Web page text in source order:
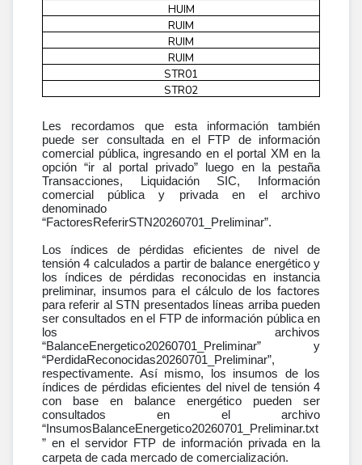
0.11419630308923
2
0.02755110669583
2026/07/1
3
0.00000000000000
Mensual
2026/07/1
1
0.12920370928172
FactorReferirSTN
Mensual
2026/07/1
2
0.04033911095627
HUIM
FactorReferirSTN
Mensual
2026/07/1
3
0.02543128376318
RUIM
FactorReferirSTN
Mensual
2026/07/1
1
RUIM
FactorReferirSTN
Mensual
2026/07/1
0.01999229042040
RUIM
FactorReferirSTN
Mensual
3
0.00000000000000
STR01
FactorReferirSTN
2026/07/1
4
0.01237941744491
STR02
Mensual
2026/07/1
4
0.01109211949587
Les recordamos que esta información también
puede ser consultada en el FTP de información
comercial pública, ingresando en el portal XM en la
opción “ir al portal privado” luego en la pestaña
Transacciones, Liquidación SIC, Información
comercial pública y privada en el archivo
denominado
“FactoresReferirSTN20260701_Preliminar”.
Los índices de pérdidas eficientes de nivel de
tensión 4 calculados a partir de balance energético y
los índices de pérdidas reconocidas en instancia
preliminar, insumos para el cálculo de los factores
para referir al STN presentados líneas arriba pueden
ser consultados en el FTP de información pública en
los archivos
“BalanceEnergetico20260701_Preliminar” y
“PerdidaReconocidas20260701_Preliminar”,
respectivamente. Así mismo, los insumos de los
índices de pérdidas eficientes del nivel de tensión 4
con base en balance energético pueden ser
consultados en el archivo
“InsumosBalanceEnergetico20260701_Preliminar.txt
” en el servidor FTP de información privada en la
carpeta de cada mercado de comercialización.